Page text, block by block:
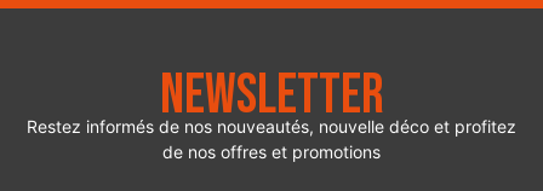
Newsletter
Restez informés de nos nouveautés, nouvelle déco et profitez
de nos offres et promotions